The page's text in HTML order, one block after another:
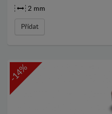
2 mm
Přídat
-14%